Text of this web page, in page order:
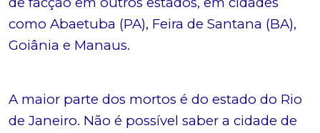
como Abaetuba (PA), Feira de Santana (BA),
Goiânia e Manaus.
A maior parte dos mortos é do estado do Rio
de Janeiro. Não é possível saber a cidade de